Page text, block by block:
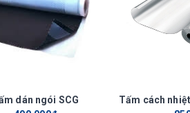
định kiểm tra Win Tunnel quy định tại
được phủ màu tho công nghệ phủ màu
dán ngói SCG